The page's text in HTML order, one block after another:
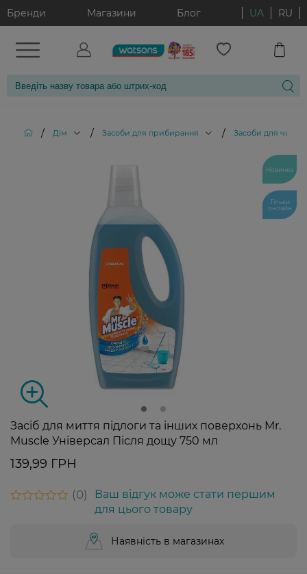
Бренди Магазини Блог UA RU
/ Дім / Засоби для прибирання / Засоби для
Новинка
Тільки
онлайн
Засіб для миття підлоги та інших поверхонь Mr.
Muscle Універсал Після дощу 750 мл
139,99 ГРН
0
Ваш відгук може стати першим
для цього товару
Наявність в магазинах